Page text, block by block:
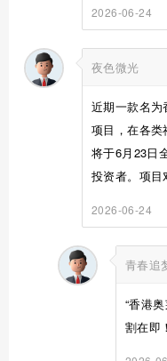
2026-06-24
夜色微光
近期一款名为
项目，在各
将于6月23日
投资者。项
2026-06-24
青春追
“香港
割在即